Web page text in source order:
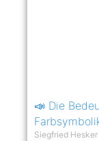
📣 Die
Siegfried Hesker